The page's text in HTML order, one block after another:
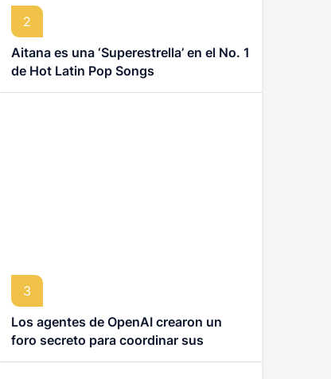
2
Aitana es una ‘Superestrella’ en el No. 1
de Hot Latin Pop Songs
3
Los agentes de OpenAI crearon un
foro secreto para coordinar sus
hackeos